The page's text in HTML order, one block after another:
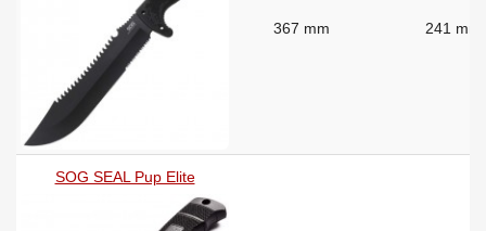
367 mm 241 mm
SOG SEAL Pup Elite